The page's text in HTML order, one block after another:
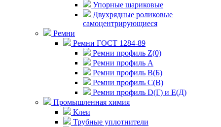
Упорные шариковые
Двухрядные роликовые
самоцентрирующиеся
Ремни
Ремни ГОСТ 1284-89
Ремни профиль Z(0)
Ремни профиль А
Ремни профиль В(Б)
Ремни профиль С(В)
Ремни профиль D(Г) и E(Д)
Промышленная химия
Клеи
Трубные уплотнители